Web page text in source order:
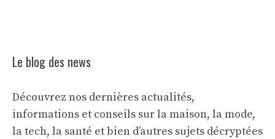
Le blog des news
Découvrez nos dernières actualités,
informations et conseils sur la maison, la mode,
la tech, la santé et bien d’autres sujets décryptées